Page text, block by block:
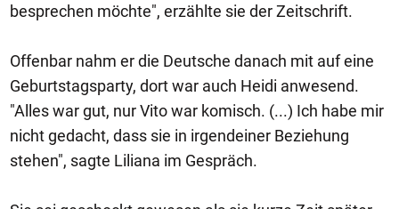
besprechen möchte", erzählte sie der Zeitschrift.
Offenbar nahm er die Deutsche danach mit auf eine
Geburtstagsparty, dort war auch Heidi anwesend.
"Alles war gut, nur Vito war komisch. (...) Ich habe mir
nicht gedacht, dass sie in irgendeiner Beziehung
stehen", sagte Liliana im Gespräch.